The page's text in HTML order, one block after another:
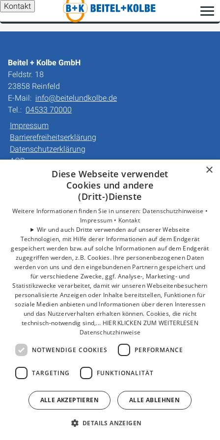
Kontakt
Beitel + Kolbe GmbH
Feldstr. 18
23858 Reinfeld
E-Mail: info@beitelundkolbe.de
Tel.: 04533 70000
Impressum
Barrierefreiheitserklärung
Datenschutzerklärung
AGB
Gewerbekunden
Unternehmen
Kontakt
×
Diese Webseite verwendet
Cookies und andere
(Dritt-)Dienste
Weitere Informationen finden Sie in unseren: Datenschutzhinweise •
Impressum • Kontakt
Wir und auch Dritte verwenden auf unserer Webseite
Technologien, mit Hilfe derer Informationen auf dem Endgerät
gespeichert werden bzw. auf solche Informationen auf dem Endgerät
zugegriffen werden, z.B. Cookies. Ihre personenbezogenen Daten
werden von uns und den eingebundenen Partnern gespeichert und
für verschiedene Zwecke, ggf. Analyse-, Marketing- und
Statistikzwecke verarbeitet, damit wir unseren Webseitenbesuchern
personalisierte Anzeigen oder Inhalte bereitstellen, Funktionen für
soziale Medien anbieten und Informationen über deren Interessen
und das Nutzerverhalten erhalten können. Cookies, die nicht
technisch-notwendig sind,... HIER KLICKEN ZUM WEITERLESEN
Datenschutzhinweise
NOTWENDIGE COOKIES PERFORMANCE
TARGETING FUNKTIONALITÄT
ALLE AKZEPTIEREN ALLE ABLEHNEN
DETAILS ANZEIGEN